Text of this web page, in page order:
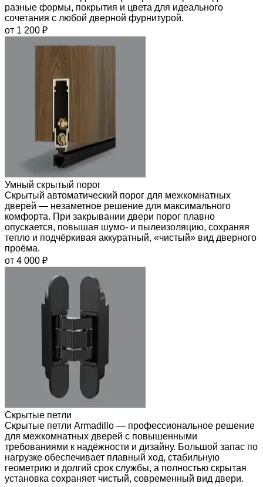
разные формы, покрытия и цвета для идеального
сочетания с любой дверной фурнитурой.
от 1 200 ₽
Умный скрытый порог
Скрытый автоматический порог для межкомнатных
дверей — незаметное решение для максимального
комфорта. При закрывании двери порог плавно
опускается, повышая шумо- и пылеизоляцию, сохраняя
тепло и подчёркивая аккуратный, «чистый» вид дверного
проёма.
от 4 000 ₽
Скрытые петли
Скрытые петли Armadillo — профессиональное решение
для межкомнатных дверей с повышенными
требованиями к надёжности и дизайну. Большой запас по
нагрузке обеспечивает плавный ход, стабильную
геометрию и долгий срок службы, а полностью скрытая
установка сохраняет чистый, современный вид двери.